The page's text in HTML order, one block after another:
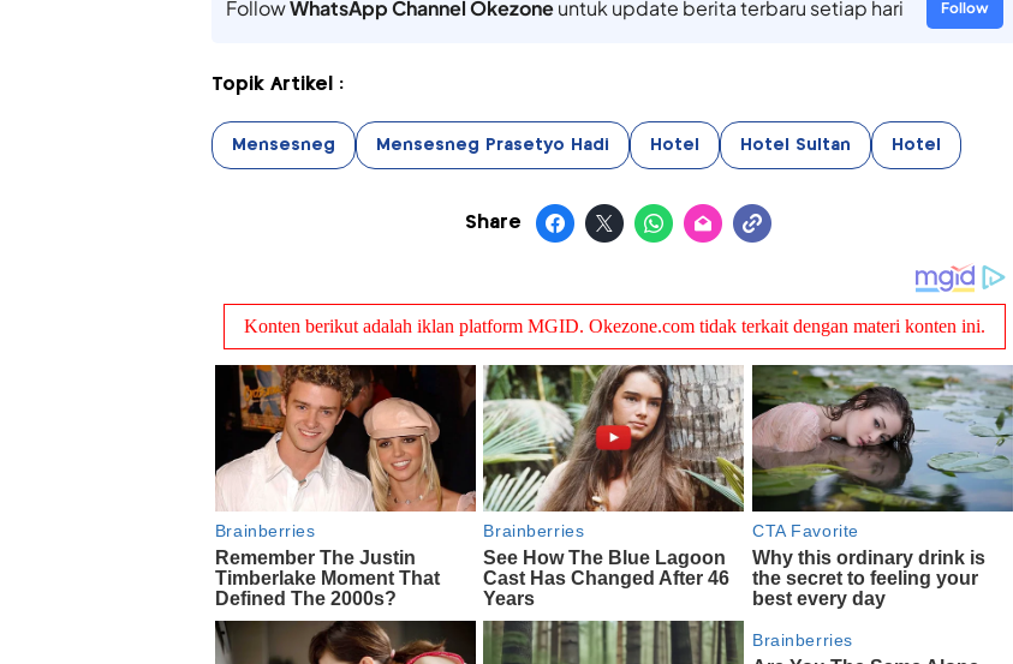
FollowWhatsApp Channel Okezoneuntuk update berita terbaru setiap hari Follow
Topik Artikel :
Mensesneg Mensesneg Prasetyo Hadi Hotel Hotel Sultan Hotel
Share